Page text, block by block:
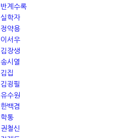
반계수록
실학자
정약용
이서우
김장생
송시열
김집
김굉필
유수원
한백겸
학통
권철신